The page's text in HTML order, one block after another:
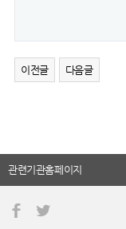
이전글 다음글
관련기관홈페이지